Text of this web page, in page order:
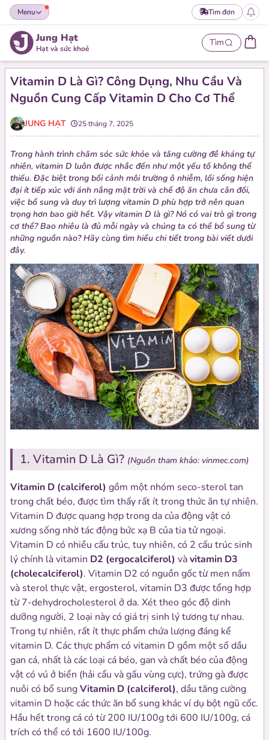
Menu Tìm đơn
Jung Hạt
Hạt và sức khoẻ
Tìm
Vitamin D Là Gì? Công Dụng, Nhu Cầu Và
Nguồn Cung Cấp Vitamin D Cho Cơ Thể
JUNG HẠT 25 tháng 7, 2025
Trong hành trình chăm sóc sức khỏe và tăng cường đề kháng tự
nhiên, vitamin D luôn được nhắc đến như một yếu tố không thể
thiếu. Đặc biệt trong bối cảnh môi trường ô nhiễm, lối sống hiện
đại ít tiếp xúc với ánh nắng mặt trời và chế độ ăn chưa cân đối,
việc bổ sung và duy trì lượng vitamin D phù hợp trở nên quan
trọng hơn bao giờ hết. Vậy vitamin D là gì? Nó có vai trò gì trong
cơ thể? Bao nhiêu là đủ mỗi ngày và chúng ta có thể bổ sung từ
những nguồn nào? Hãy cùng tìm hiểu chi tiết trong bài viết dưới
đây.
1. Vitamin D Là Gì? (Nguồn tham khảo: vinmec.com)
Vitamin D (calciferol) gồm một nhóm seco-sterol tan
trong chất béo, được tìm thấy rất ít trong thức ăn tự nhiên.
Vitamin D được quang hợp trong da của động vật có
xương sống nhờ tác động bức xạ B của tia tử ngoại.
Vitamin D có nhiều cấu trúc, tuy nhiên, có 2 cấu trúc sinh
lý chính là vitamin D2 (ergocalciferol) vàvitamin D3
(cholecalciferol). Vitamin D2 có nguồn gốc từ men nấm
và sterol thực vật, ergosterol, vitamin D3 được tổng hợp
từ 7-dehydrocholesterol ở da. Xét theo góc độ dinh
dưỡng người, 2 loại này có giá trị sinh lý tương tự nhau.
Trong tự nhiên, rất ít thực phẩm chứa lượng đáng kể
vitamin D. Các thực phẩm có vitamin D gồm một số dầu
gan cá, nhất là các loại cá béo, gan và chất béo của động
vật có vú ở biển (hải cẩu và gấu vùng cực), trứng gà được
nuôi có bổ sungVitamin D (calciferol), dầu tăng cường
vitamin D hoặc các thức ăn bổ sung khác ví dụ bột ngũ cốc.
Hầu hết trong cá có từ 200 IU/100g tới 600 IU/100g, cá
trích có thể có tới 1600 IU/100g.